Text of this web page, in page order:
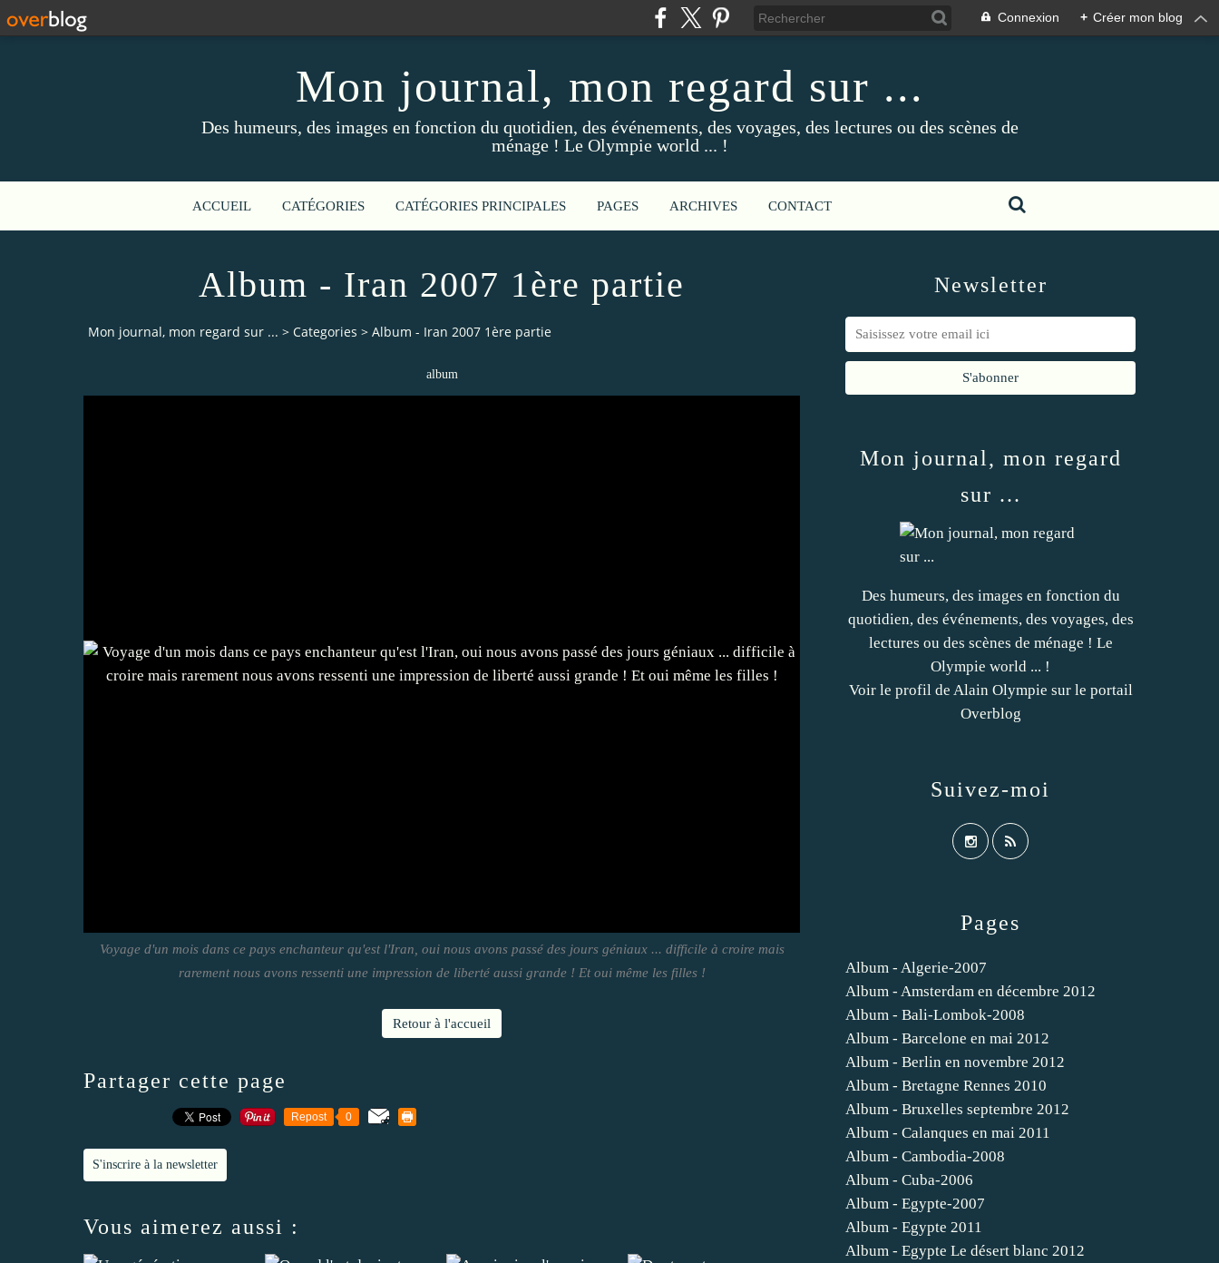
Connexion + Créer mon blog
Mon journal, mon regard sur ...
Des humeurs, des images en fonction du quotidien, des événements, des voyages, des lectures ou des scènes de
ménage ! Le Olympie world ... !
ACCUEIL CATÉGORIES CATÉGORIES PRINCIPALES PAGES ARCHIVES CONTACT
Album - Iran 2007 1ère partie
Mon journal, mon regard sur ... > Categories > Album - Iran 2007 1ère partie
album
Voyage d'un mois dans ce pays enchanteur qu'est l'Iran, oui nous avons passé des jours géniaux ... difficile à croire mais
rarement nous avons ressenti une impression de liberté aussi grande ! Et oui même les filles !
Retour à l'accueil
Partager cette page
Repost 0
S'inscrire à la newsletter
Vous aimerez aussi :
Newsletter
Pages
Album - Algerie-2007
Album - Amsterdam en décembre 2012
Album - Bali-Lombok-2008
Album - Barcelone en mai 2012
Album - Berlin en novembre 2012
Album - Bretagne Rennes 2010
Album - Bruxelles septembre 2012
Album - Calanques en mai 2011
Album - Cambodia-2008
Album - Cuba-2006
Album - Egypte-2007
Album - Egypte 2011
Album - Egypte Le désert blanc 2012
Mon journal, mon regard
sur ...
Des humeurs, des images en fonction du
quotidien, des événements, des voyages, des
lectures ou des scènes de ménage ! Le
Olympie world ... !
Voir le profil de Alain Olympie sur le portail
Overblog
Suivez-moi